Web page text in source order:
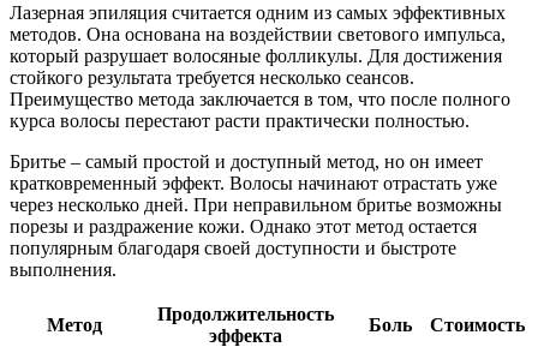
Лазерная эпиляция считается одним из самых эффективных
методов. Она основана на воздействии светового импульса,
который разрушает волосяные фолликулы. Для достижения
стойкого результата требуется несколько сеансов.
Преимущество метода заключается в том, что после полного
курса волосы перестают расти практически полностью.
Бритье – самый простой и доступный метод, но он имеет
кратковременный эффект. Волосы начинают отрастать уже
через несколько дней. При неправильном бритье возможны
порезы и раздражение кожи. Однако этот метод остается
популярным благодаря своей доступности и быстроте
выполнения.
Метод
Продолжительность
эффекта
Боль
Стоимость